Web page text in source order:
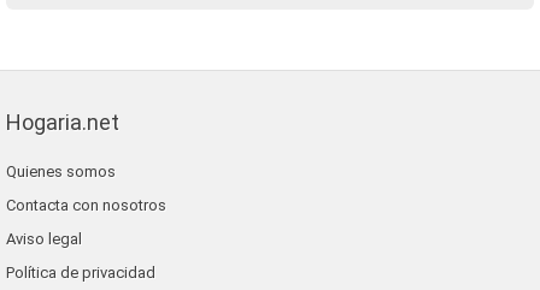
Hogaria.net
Quienes somos
Contacta con nosotros
Aviso legal
Política de privacidad